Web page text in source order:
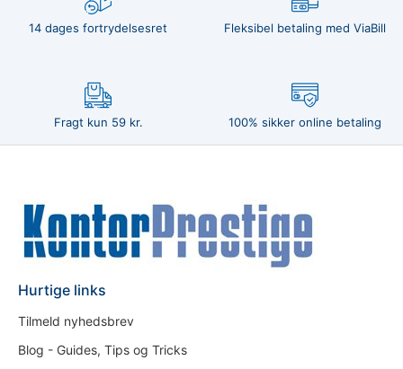
14 dages fortrydelsesret Fleksibel betaling med ViaBill
Fragt kun 59 kr. 100% sikker online betaling
Hurtige links
Tilmeld nyhedsbrev
Blog - Guides, Tips og Tricks